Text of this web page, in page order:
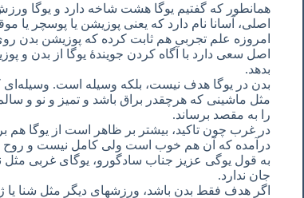
همانطور که گفتیم یوگا هشت شاخه دارد و یوگا
اصلی، آسانا نام دارد که یعنی پوزیشن یا پوسچر یا
امروزه علم تجربی هم ثابت کرده که پوزیشن بدن روی
اصل سعی دارد با آگاه کردن جویندۀ یوگا از بدن و
بدهد.
بدن در یوگا هدف نیست، بلکه وسیله است. وسیله‌ای
مثل ماشینی که هرچقدر براق باشد و تمیز و نو و
را به مقصد برساند.
در غرب چون تاکید، بیشتر بر ظاهر است از
درآمده که آن هم خوب است ولی کامل نیست و روح
به قول یوگی عزیز جناب سادگورو، یوگای غربی مثل
جان ندارد.
اگر هدف فقط بدن باشد، ورزشهای دیگر مثل شنا یا